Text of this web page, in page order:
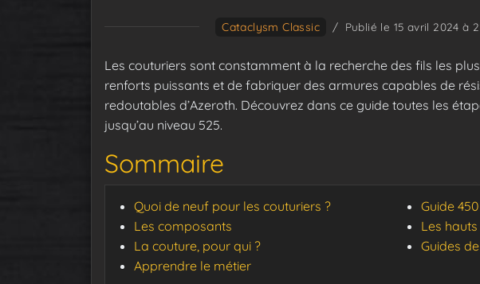
Cataclysm Classic / Publié le 15 avril 2024 à
Les couturiers sont constamment à la recherche des fils les
renforts puissants et de fabriquer des armures capables de
redoutables d’Azeroth. Découvrez dans ce guide toutes les
jusqu’au niveau 525.
Sommaire
Quoi de neuf pour les couturiers ?
Les composants
La couture, pour qui ?
Apprendre le métier
Guide
Les
Guides